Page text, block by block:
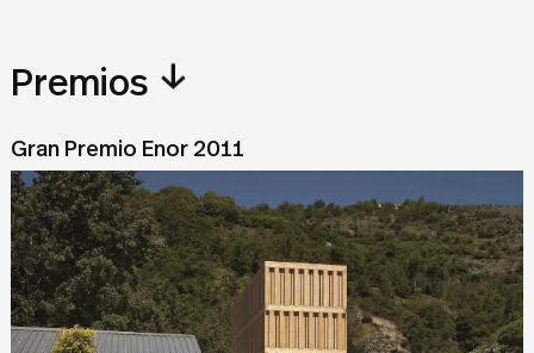
Premios ↓
Gran Premio Enor 2011